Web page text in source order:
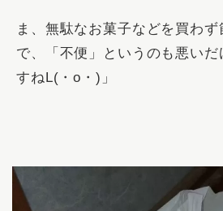
ま、無駄なお菓子などを買わ
で、「不便」というのも悪い
すねL(・o・)」